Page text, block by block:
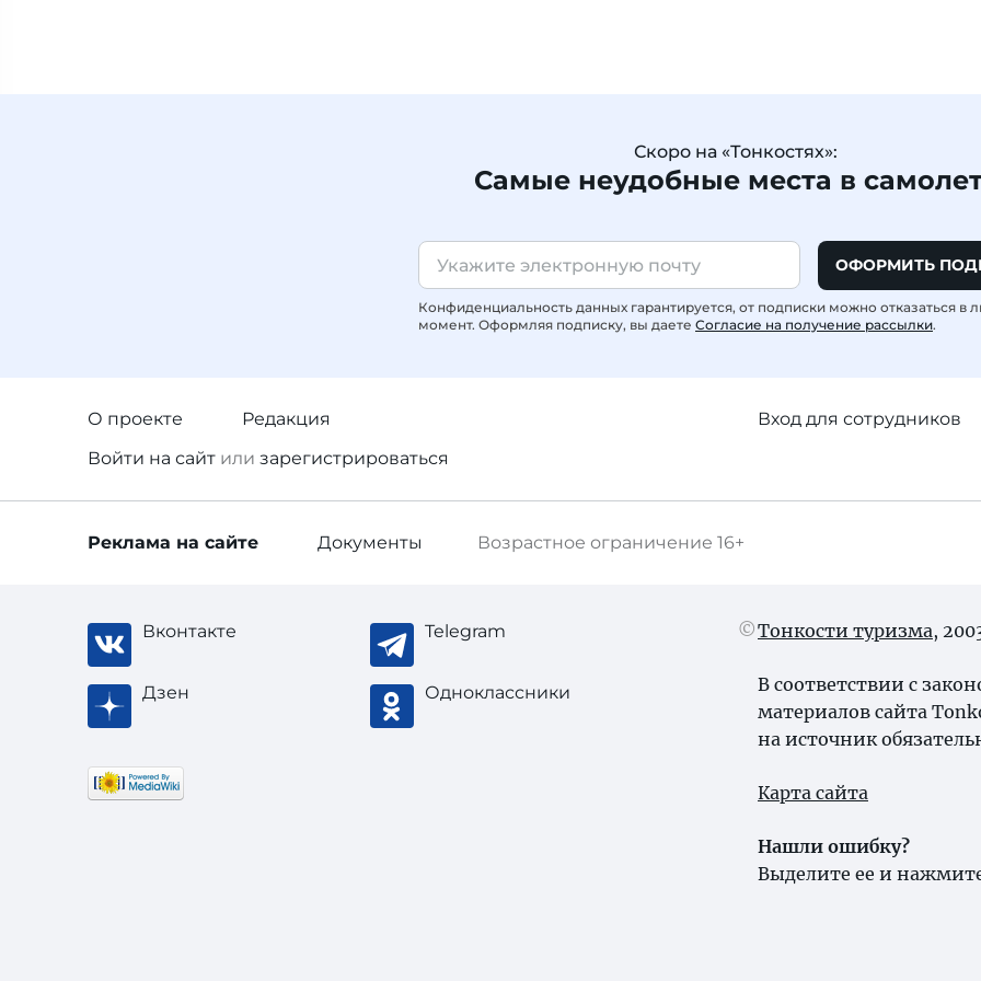
Скоро на «Тонкостях»:
Самые неудобные места в
ОФОРМИТЬ
Конфиденциальность данных гарантируется, от подписки можно отказаться в
момент. Оформляя подписку, вы даете Согласие на получение рассылки.
О проекте
Редакция
Войти на сайт или зарегистрироваться
Вход для сотрудников
Возрастное ограничение 16+
Реклама на сайте Документы
Вконтакте Telegram
Дзен Одноклассники
Тонкости туризма,
В соответствии с
материалов сайта
на источник
Карта сайта
Нашли ошибку?
Выделите ее и